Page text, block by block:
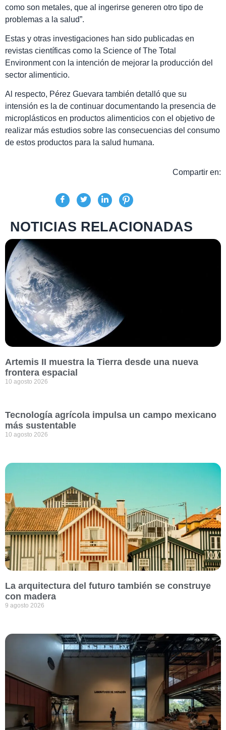
como son metales, que al ingerirse generen otro tipo de
problemas a la salud”.
Estas y otras investigaciones han sido publicadas en
revistas científicas como la Science of The Total
Environment con la intención de mejorar la producción del
sector alimenticio.
Al respecto, Pérez Guevara también detalló que su
intensión es la de continuar documentando la presencia de
microplásticos en productos alimenticios con el objetivo de
realizar más estudios sobre las consecuencias del consumo
de estos productos para la salud humana.
Compartir en:
NOTICIAS RELACIONADAS
Artemis II muestra la Tierra desde una nueva
frontera espacial
10 agosto 2026
Tecnología agrícola impulsa un campo mexicano
más sustentable
10 agosto 2026
La arquitectura del futuro también se construye
con madera
9 agosto 2026